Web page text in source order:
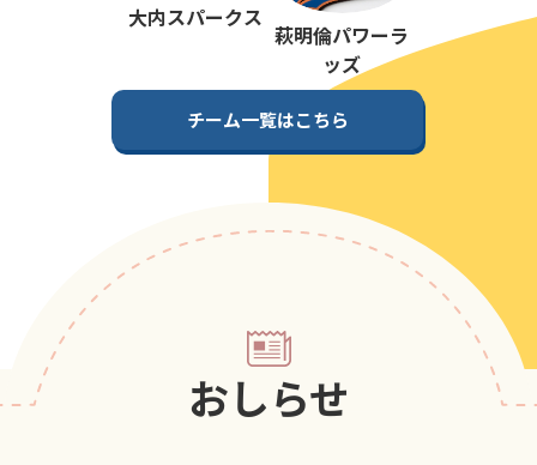
第5回 ポップアスリートカップ
ポップアスリートカップ
ポップアスリートカップ
ポップアスリートカップ
大内スパークス
萩明倫パワーラ
ッズ
チーム一覧はこちら
おしらせ